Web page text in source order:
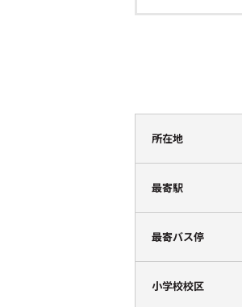
所在地
最寄駅
最寄バス停
小学校校区